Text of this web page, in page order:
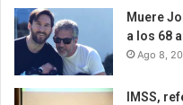
Muere
a los 68
Ago 8,
IMSS,